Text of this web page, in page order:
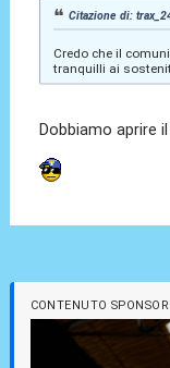
Citazione di:
Credo che il
tranquilli ai
Dobbiamo aprire
CONTENUTO